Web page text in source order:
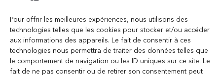
Pour offrir les meilleures expériences, nous utilisons des
technologies telles que les cookies pour stocker et/ou accéder
aux informations des appareils. Le fait de consentir à ces
technologies nous permettra de traiter des données telles que
le comportement de navigation ou les ID uniques sur ce site. Le
fait de ne pas consentir ou de retirer son consentement peut
NOUS REJOINDRE
F.A.Q
INFORMATIONS LÉGALES